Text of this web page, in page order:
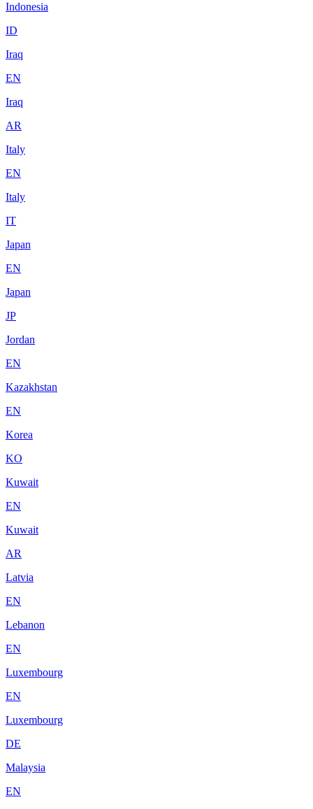
Indonesia
ID
Iraq
EN
Iraq
AR
Italy
EN
Italy
IT
Japan
EN
Japan
JP
Jordan
EN
Kazakhstan
EN
Korea
KO
Kuwait
EN
Kuwait
AR
Latvia
EN
Lebanon
EN
Luxembourg
EN
Luxembourg
DE
Malaysia
EN